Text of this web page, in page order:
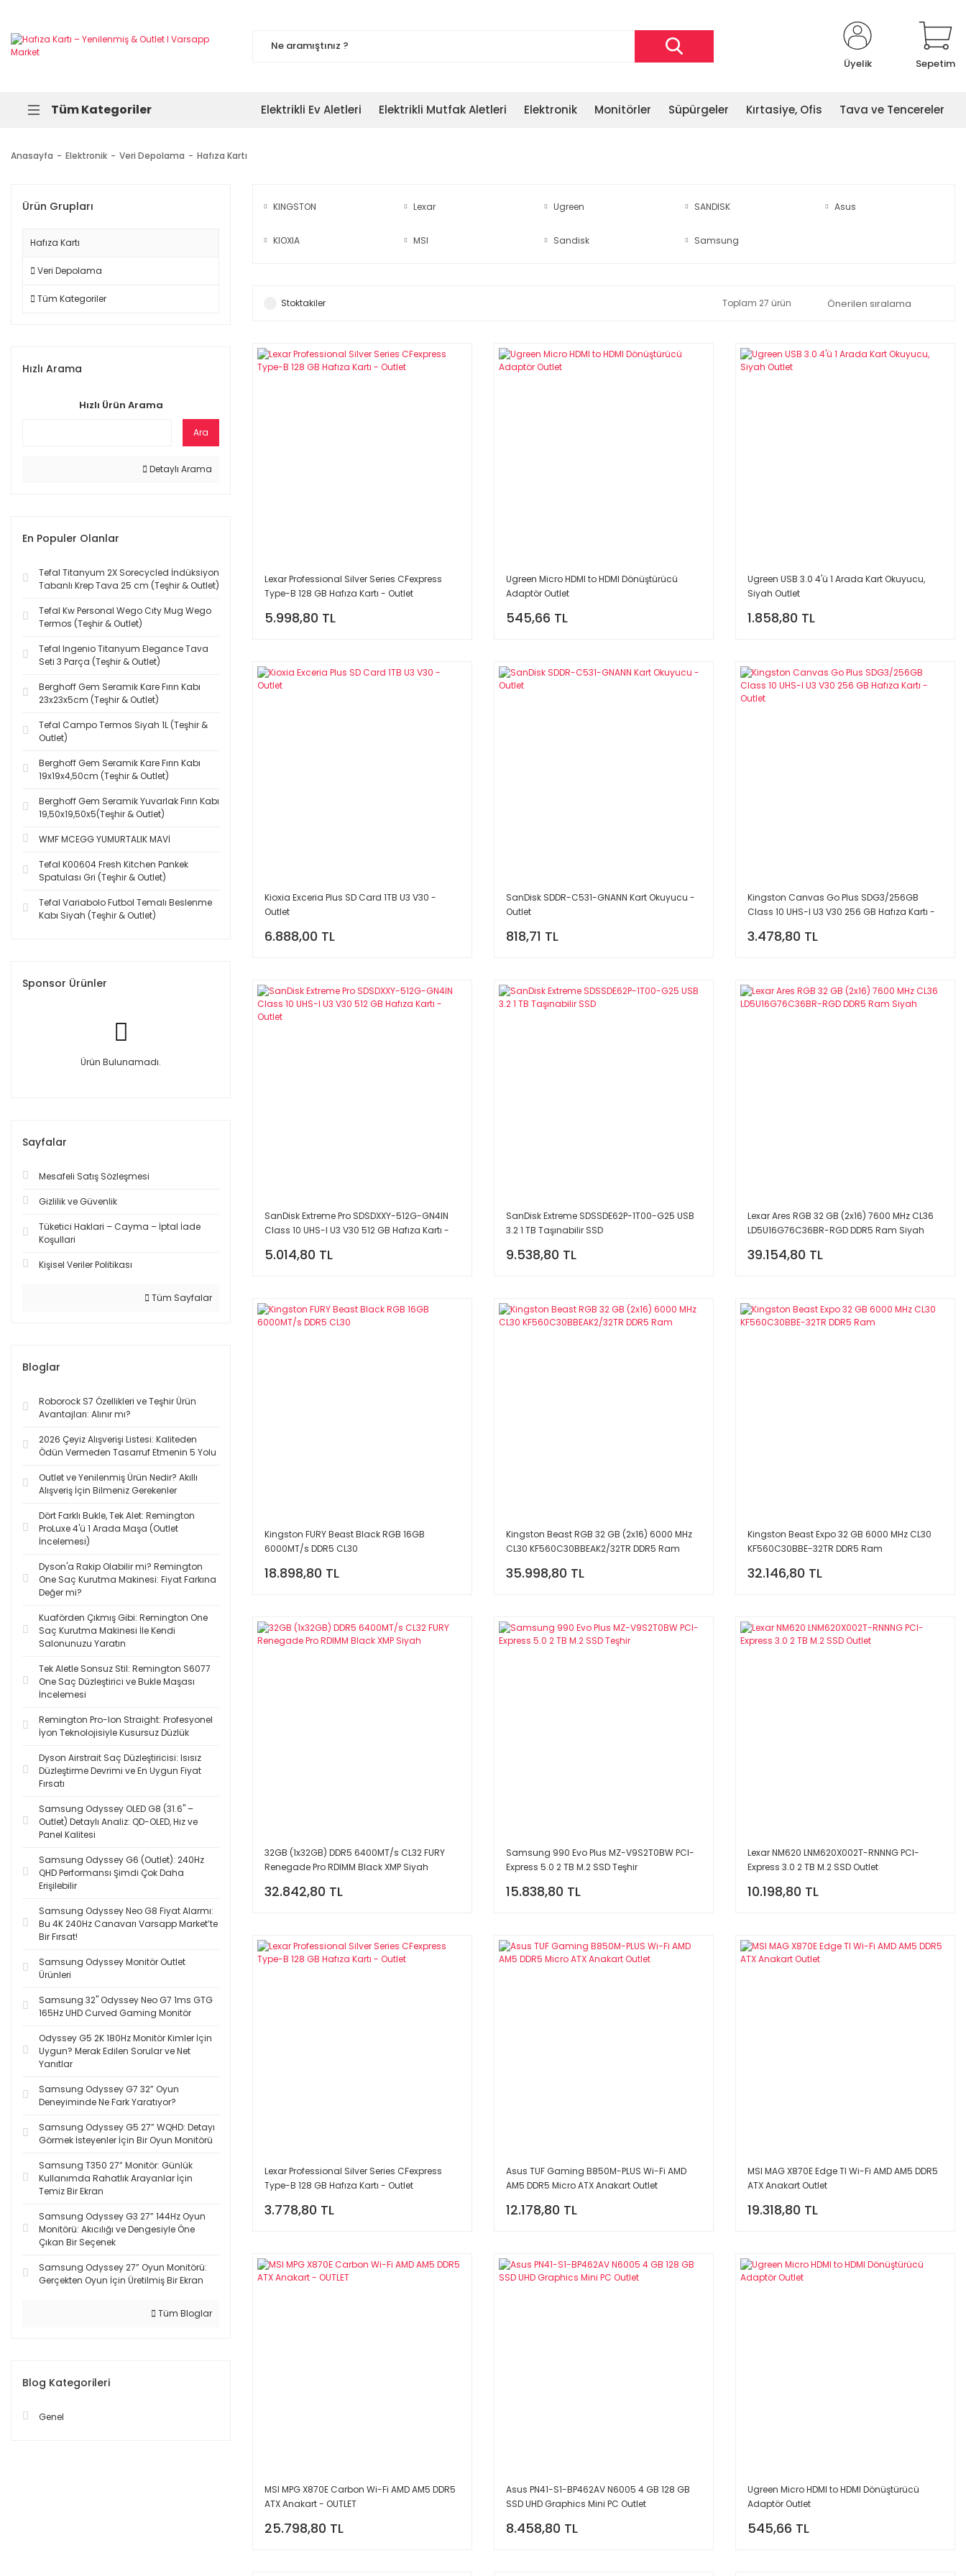
Üyelik Sepetim
Tüm Kategoriler Elektrikli Ev Aletleri Elektrikli Mutfak Aletleri Elektronik Monitörler Süpürgeler Kırtasiye, Ofis Tava ve Tencereler
Anasayfa Elektronik Veri Depolama Hafıza Kartı
Ürün Grupları
Hafıza Kartı
Veri Depolama
Tüm Kategoriler
Hızlı Arama
Hızlı Ürün Arama
Ara
Detaylı Arama
En Populer Olanlar
Tefal Titanyum 2X Sorecycled İndüksiyon
Tabanlı Krep Tava 25 cm (Teşhir & Outlet)
Tefal Kw Personal Wego Cıty Mug Wego
Termos (Teşhir & Outlet)
Tefal Ingenio Titanyum Elegance Tava
Seti 3 Parça (Teşhir & Outlet)
Berghoff Gem Seramik Kare Fırın Kabı
23x23x5cm (Teşhir & Outlet)
Tefal Campo Termos Siyah 1L (Teşhir &
Outlet)
Berghoff Gem Seramik Kare Fırın Kabı
19x19x4,50cm (Teşhir & Outlet)
Berghoff Gem Seramik Yuvarlak Fırın Kabı
19,50x19,50x5(Teşhir & Outlet)
WMF MCEGG YUMURTALIK MAVİ
Tefal K00604 Fresh Kitchen Pankek
Spatulası Gri (Teşhir & Outlet)
Tefal Variabolo Futbol Temalı Beslenme
Kabı Siyah (Teşhir & Outlet)
Sponsor Ürünler
Ürün Bulunamadı.
Sayfalar
Mesafeli Satış Sözleşmesi
Gizlilik ve Güvenlik
Tüketici Haklari – Cayma – İptal İade
Koşullari
Kişisel Veriler Politikası
Tüm Sayfalar
Bloglar
Roborock S7 Özellikleri ve Teşhir Ürün
Avantajları: Alınır mı?
2026 Çeyiz Alışverişi Listesi: Kaliteden
Ödün Vermeden Tasarruf Etmenin 5 Yolu
Outlet ve Yenilenmiş Ürün Nedir? Akıllı
Alışveriş İçin Bilmeniz Gerekenler
Dört Farklı Bukle, Tek Alet: Remington
ProLuxe 4'ü 1 Arada Maşa (Outlet
İncelemesi)
Dyson'a Rakip Olabilir mi? Remington
One Saç Kurutma Makinesi: Fiyat Farkına
Değer mi?
Kuaförden Çıkmış Gibi: Remington One
Saç Kurutma Makinesi İle Kendi
Salonunuzu Yaratın
Tek Aletle Sonsuz Stil: Remington S6077
One Saç Düzleştirici ve Bukle Maşası
İncelemesi
Remington Pro-Ion Straight: Profesyonel
İyon Teknolojisiyle Kusursuz Düzlük
Dyson Airstrait Saç Düzleştiricisi: Isısız
Düzleştirme Devrimi ve En Uygun Fiyat
Fırsatı
Samsung Odyssey OLED G8 (31.6'' –
Outlet) Detaylı Analiz: QD-OLED, Hız ve
Panel Kalitesi
Samsung Odyssey G6 (Outlet): 240Hz
QHD Performansı Şimdi Çok Daha
Erişilebilir
Samsung Odyssey Neo G8 Fiyat Alarmı:
Bu 4K 240Hz Canavarı Varsapp Market’te
Bir Fırsat!
Samsung Odyssey Monitör Outlet
Ürünleri
Samsung 32'' Odyssey Neo G7 1ms GTG
165Hz UHD Curved Gaming Monitör
Odyssey G5 2K 180Hz Monitör Kimler İçin
Uygun? Merak Edilen Sorular ve Net
Yanıtlar
Samsung Odyssey G7 32” Oyun
Deneyiminde Ne Fark Yaratıyor?
Samsung Odyssey G5 27” WQHD: Detayı
Görmek İsteyenler İçin Bir Oyun Monitörü
Samsung T350 27” Monitör: Günlük
Kullanımda Rahatlık Arayanlar İçin
Temiz Bir Ekran
Samsung Odyssey G3 27” 144Hz Oyun
Monitörü: Akıcılığı ve Dengesiyle Öne
Çıkan Bir Seçenek
Samsung Odyssey 27” Oyun Monitörü:
Gerçekten Oyun İçin Üretilmiş Bir Ekran
Tüm Bloglar
Blog Kategorileri
Genel
KINGSTON Lexar Ugreen SANDISK Asus
KIOXIA MSI Sandisk Samsung
Stoktakiler Toplam 27 ürün
Lexar Professional Silver Series CFexpress
Type-B 128 GB Hafıza Kartı - Outlet
5.998,80 TL
Ugreen Micro HDMI to HDMI Dönüştürücü
Adaptör Outlet
545,66 TL
Ugreen USB 3.0 4'ü 1 Arada Kart Okuyucu,
Siyah Outlet
1.858,80 TL
Kioxia Exceria Plus SD Card 1TB U3 V30 -
Outlet
6.888,00 TL
SanDisk SDDR-C531-GNANN Kart Okuyucu -
Outlet
818,71 TL
Kingston Canvas Go Plus SDG3/256GB
Class 10 UHS-I U3 V30 256 GB Hafıza Kartı -
3.478,80 TL
SanDisk Extreme Pro SDSDXXY-512G-GN4IN
Class 10 UHS-I U3 V30 512 GB Hafıza Kartı -
5.014,80 TL
SanDisk Extreme SDSSDE62P-1T00-G25 USB
3.2 1 TB Taşınabilir SSD
9.538,80 TL
Lexar Ares RGB 32 GB (2x16) 7600 MHz CL36
LD5U16G76C36BR-RGD DDR5 Ram Siyah
39.154,80 TL
Kingston FURY Beast Black RGB 16GB
6000MT/s DDR5 CL30
18.898,80 TL
Kingston Beast RGB 32 GB (2x16) 6000 MHz
CL30 KF560C30BBEAK2/32TR DDR5 Ram
35.998,80 TL
Kingston Beast Expo 32 GB 6000 MHz CL30
KF560C30BBE-32TR DDR5 Ram
32.146,80 TL
32GB (1x32GB) DDR5 6400MT/s CL32 FURY
Renegade Pro RDIMM Black XMP Siyah
32.842,80 TL
Samsung 990 Evo Plus MZ-V9S2T0BW PCI-
Express 5.0 2 TB M.2 SSD Teşhir
15.838,80 TL
Lexar NM620 LNM620X002T-RNNNG PCI-
Express 3.0 2 TB M.2 SSD Outlet
10.198,80 TL
Lexar Professional Silver Series CFexpress
Type-B 128 GB Hafıza Kartı - Outlet
3.778,80 TL
Asus TUF Gaming B850M-PLUS Wi-Fi AMD
AM5 DDR5 Micro ATX Anakart Outlet
12.178,80 TL
MSI MAG X870E Edge TI Wi-Fi AMD AM5 DDR5
ATX Anakart Outlet
19.318,80 TL
MSI MPG X870E Carbon Wi-Fi AMD AM5 DDR5
ATX Anakart - OUTLET
25.798,80 TL
Asus PN41-S1-BP462AV N6005 4 GB 128 GB
SSD UHD Graphics Mini PC Outlet
8.458,80 TL
Ugreen Micro HDMI to HDMI Dönüştürücü
Adaptör Outlet
545,66 TL